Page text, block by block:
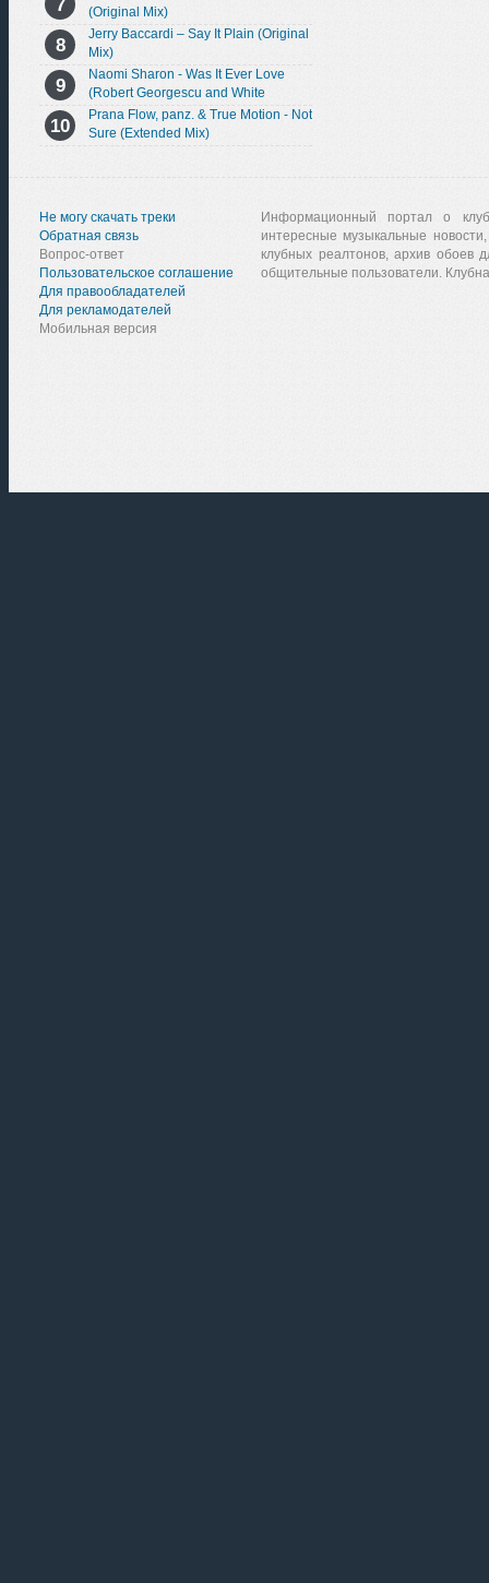
(Original Mix)
Jerry Baccardi – Say It Plain (Original
Mix)
Naomi Sharon - Was It Ever Love
(Robert Georgescu and White
Extended Remix)
Prana Flow, panz. & True Motion - Not
Sure (Extended Mix)
Не могу скачать треки
Обратная связь
Вопрос-ответ
Пользовательское соглашение
Для правообладателей
Для рекламодателей
Мобильная версия
Информационный портал о
интересные музыкальные
клубных реалтонов, архив обоев
общительные пользователи.